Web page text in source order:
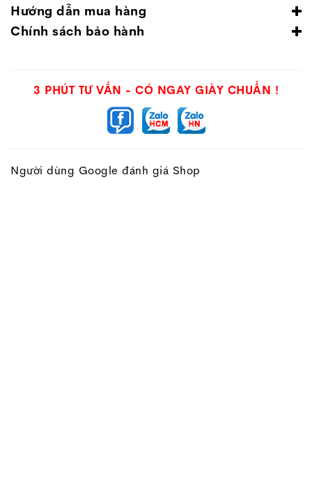
Hướng dẫn mua hàng
Chính sách bảo hành
3 PHÚT TƯ VẤN - CÓ NGAY GIÀY CHUẨN !
Người dùng Google đánh giá Shop